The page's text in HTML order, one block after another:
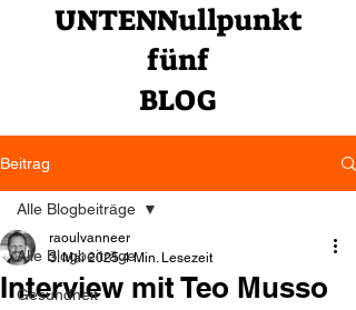
Beitrag
Alle Blogbeiträge
Gesundheit
Alle Blogbeiträge
Interview mit Teo Musso
raoulvanneer
3. Mai 2025 4 Min. Lesezeit
UNTENNullpunkt
fünf
BLOG